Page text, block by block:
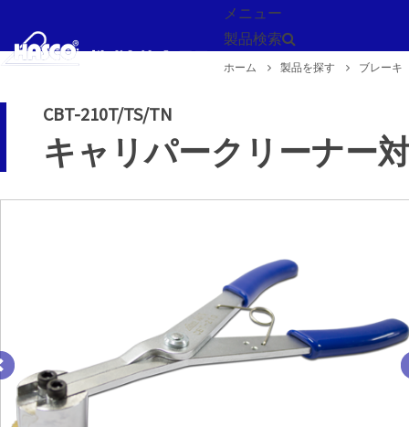
メニュー
製品検索
ホーム 製品を探す ブレーキ
CBT-210T/TS/TN
キャリパークリーナー